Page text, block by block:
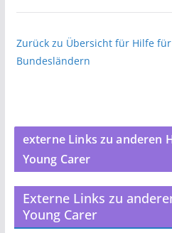
Zurück zu Übersicht für Hilfe
Bundesländern
externe Links zu anderen
Young Carer
Externe Links zu
Young Carer